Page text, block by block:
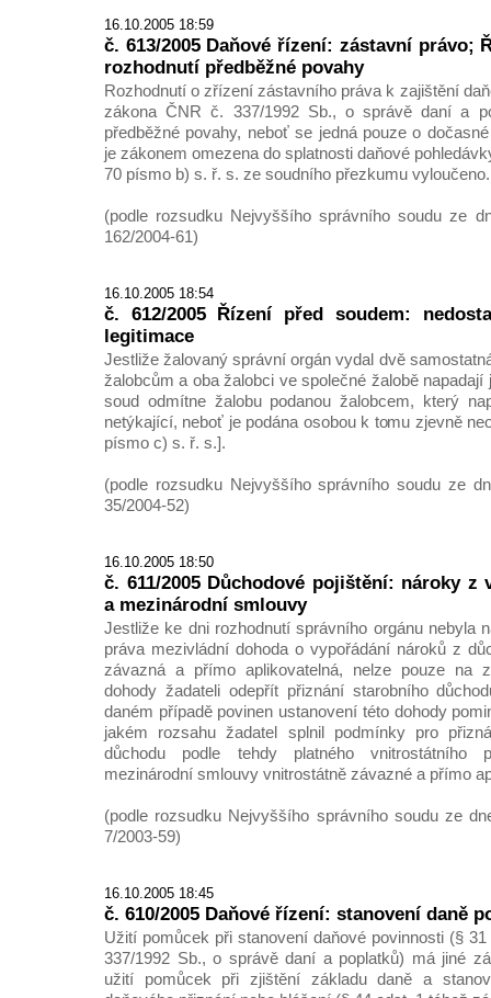
16.10.2005 18:59
č. 613/2005 Daňové řízení: zástavní právo;
rozhodnutí předběžné povahy
Rozhodnutí o zřízení zástavního práva k zajištění
zákona ČNR č. 337/1992 Sb., o správě daní a
předběžné povahy, neboť se jedná pouze o
je zákonem omezena do splatnosti daňové
70 písmo b) s. ř. s. ze soudního přezkumu vyloučeno.
(podle rozsudku Nejvyššího správního soudu ze
162/2004-61)
16.10.2005 18:54
č. 612/2005 Řízení před soudem:
legitimace
Jestliže žalovaný správní orgán vydal dvě
žalobcům a oba žalobci ve společné žalobě
soud odmítne žalobu podanou žalobcem, který
netýkající, neboť je podána osobou k tomu zjevně
písmo c) s. ř. s.].
(podle rozsudku Nejvyššího správního soudu ze
35/2004-52)
16.10.2005 18:50
č. 611/2005 Důchodové pojištění: nároky z
a mezinárodní smlouvy
Jestliže ke dni rozhodnutí správního orgánu nebyla
práva mezivládní dohoda o vypořádání nároků z
závazná a přímo aplikovatelná, nelze pouze na
dohody žadateli odepřít přiznání starobního
daném případě povinen ustanovení této dohody
jakém rozsahu žadatel splnil podmínky pro
důchodu podle tehdy platného vnitrostátního
mezinárodní smlouvy vnitrostátně závazné a přímo
(podle rozsudku Nejvyššího správního soudu ze
7/2003-59)
16.10.2005 18:45
č. 610/2005 Daňové řízení: stanovení daně
Užití pomůcek při stanovení daňové povinnosti (§
337/1992 Sb., o správě daní a poplatků) má jiné
užití pomůcek při zjištění základu daně a